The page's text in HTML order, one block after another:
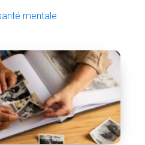
mentale